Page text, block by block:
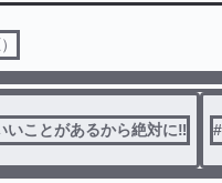
いことがあるから絶対に‼️ #